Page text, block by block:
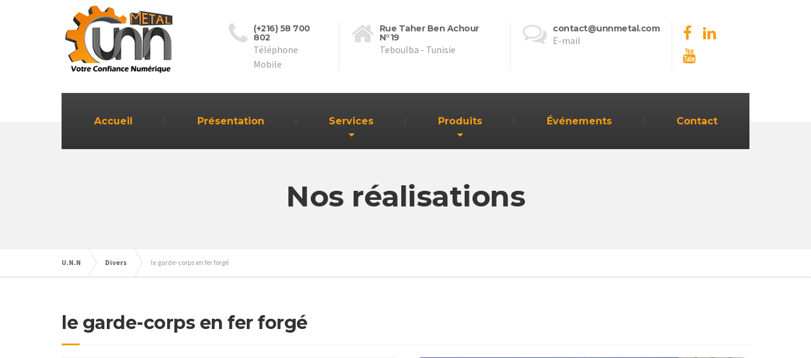
(+216) 58 700
802
Téléphone
Mobile
Rue Taher Ben Achour
N°19
Teboulba - Tunisie
contact@unnmetal.com
E-mail
Accueil Présentation Services Produits Événements Contact
Nos réalisations
U.N.N Divers le garde-corps en fer forgé
le garde-corps en fer forgé